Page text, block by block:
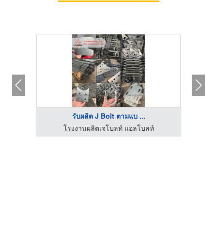
รับผลิต J Bolt ตามแบ ...
โรงงานผลิตเจโบลท์ แอลโบลท์